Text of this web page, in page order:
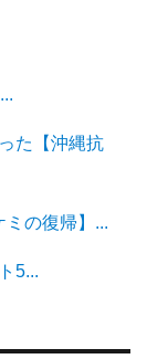
た【沖縄抗
の復帰】...
5...